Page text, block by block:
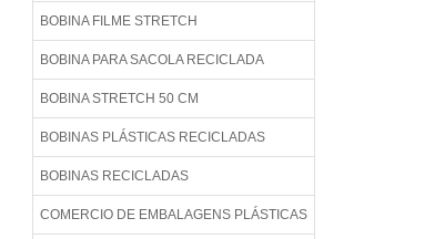
BOBINA FILME STRETCH
BOBINA PARA SACOLA RECICLADA
BOBINA STRETCH 50 CM
BOBINAS PLÁSTICAS RECICLADAS
BOBINAS RECICLADAS
COMERCIO DE EMBALAGENS PLÁSTICAS